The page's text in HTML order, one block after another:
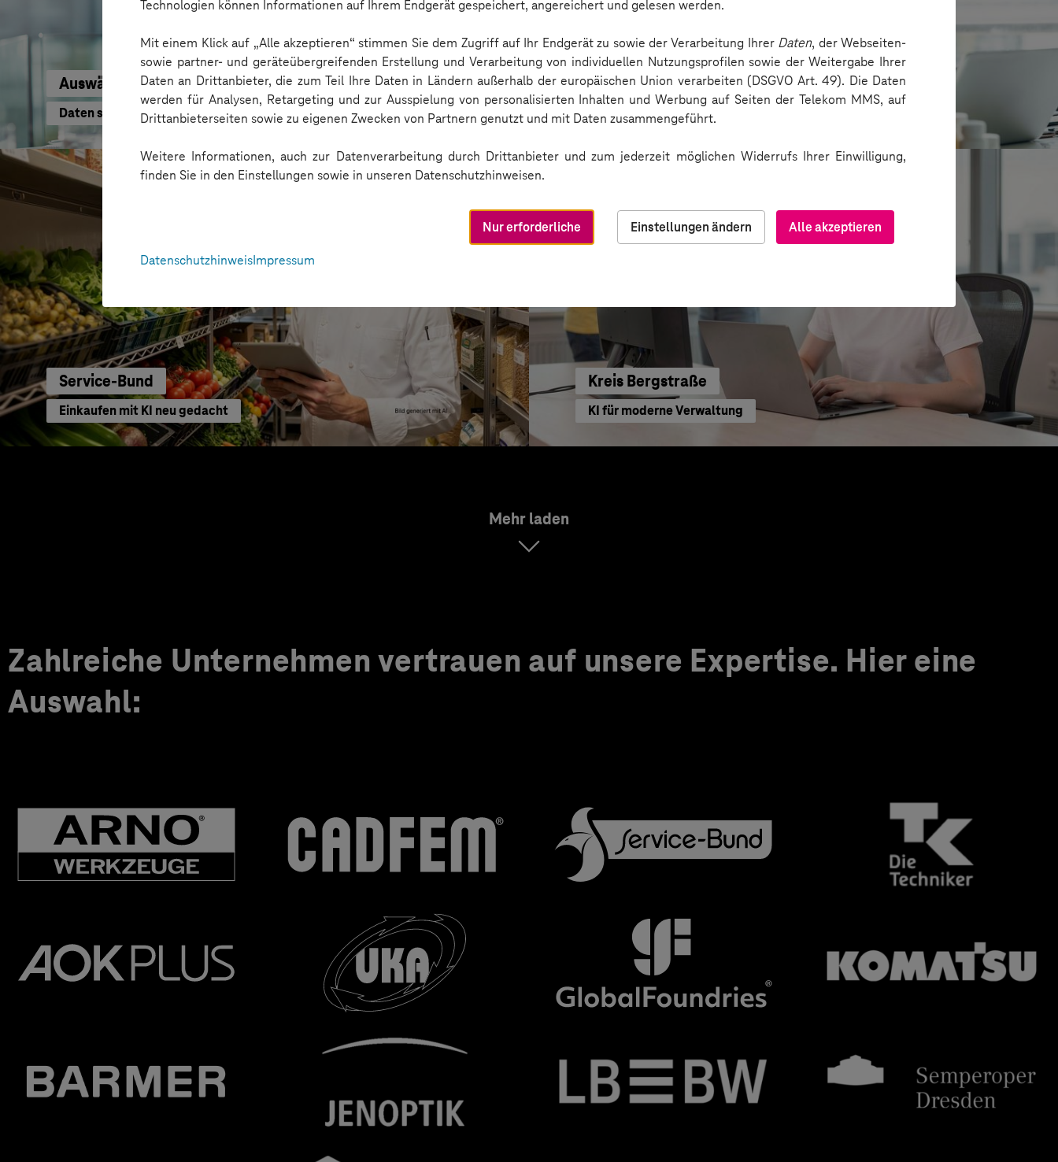
Technologien können Informationen auf Ihrem Endgerät gespeichert, angereichert und gelesen werden.
Mit einem Klick auf „Alle akzeptieren“ stimmen Sie dem Zugriff auf Ihr Endgerät zu sowie der Verarbeitung Ihrer Daten, der Webseiten-
sowie partner- und geräteübergreifenden Erstellung und Verarbeitung von individuellen Nutzungsprofilen sowie der Weitergabe Ihrer
Daten an Drittanbieter, die zum Teil Ihre Daten in Ländern außerhalb der europäischen Union verarbeiten (DSGVO Art. 49). Die Daten
werden für Analysen, Retargeting und zur Ausspielung von personalisierten Inhalten und Werbung auf Seiten der Telekom MMS, auf
Drittanbieterseiten sowie zu eigenen Zwecken von Partnern genutzt und mit Daten zusammengeführt.
Weitere Informationen, auch zur Datenverarbeitung durch Drittanbieter und zum jederzeit möglichen Widerrufs Ihrer Einwilligung,
finden Sie in den Einstellungen sowie in unseren Datenschutzhinweisen.
Alle akzeptieren
Nur erforderliche
Einstellungen ändern
DatenschutzhinweisImpressum
Auswärtiges Amt
Daten schneller nutzen
BARMER
Sichere Kommunikation über Messenger
Service-Bund
Einkaufen mit KI neu gedacht
Kreis Bergstraße
KI für moderne Verwaltung
Mehr laden
Zahlreiche Unternehmen vertrauen auf unsere Expertise. Hier eine
Auswahl: